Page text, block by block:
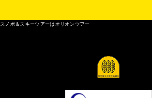
スノボ＆スキーツアーはオリオンツアー